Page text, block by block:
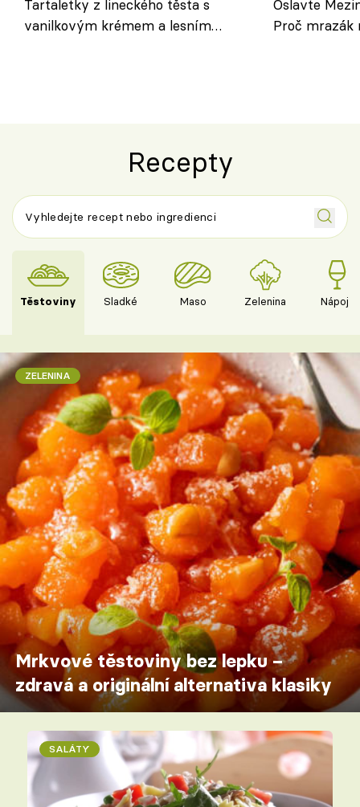
Tartaletky z lineckého těsta s
vanilkovým krémem a lesním
Oslavte
Proč
Recepty
Těstoviny Sladké Maso Zelenina Nápoje
ZELENINA
Mrkvové těstoviny bez lepku –
zdravá a originální alternativa klasiky
SALÁTY